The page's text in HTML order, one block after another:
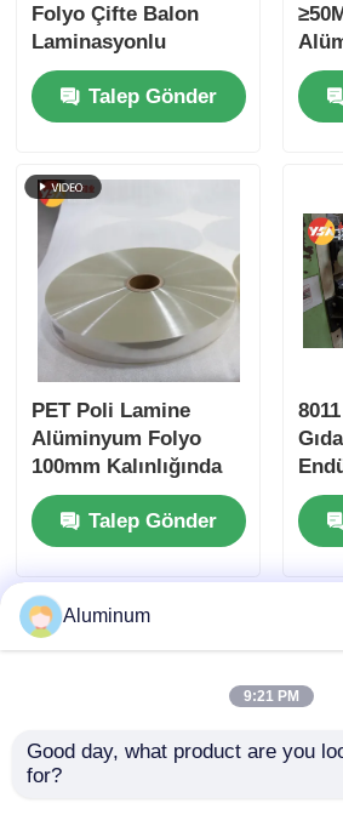
Ayna alüminyum
Folyo Çifte Balon
Laminasyonlu
Alüminyum Folyo
Buhar Bariyeri
Güçlendirilmiş Isıtma
İnşaat Enerji
tasarrufu için
Talep Gönder
PET Poli Lamine
Alüminyum Folyo
100mm Kalınlığında
Polyester Hava Kanalı
Filmi Talep Gönder
Isı
Aluminum
9:21 PM
Good day, what product are you
for?